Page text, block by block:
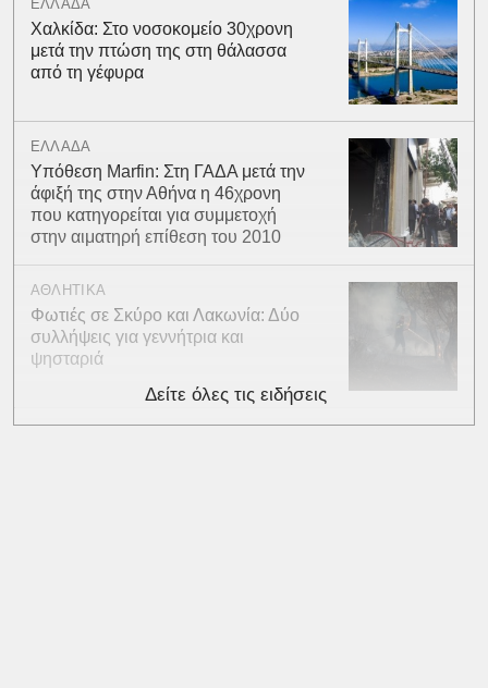
ΕΛΛΑΔΑ
Χαλκίδα: Στο νοσοκομείο 30χρονη
μετά την πτώση της στη θάλασσα
από τη γέφυρα
ΕΛΛΑΔΑ
Υπόθεση Marfin: Στη ΓΑΔΑ μετά την
άφιξή της στην Αθήνα η 46χρονη
που κατηγορείται για συμμετοχή
στην αιματηρή επίθεση του 2010
ΑΘΛΗΤΙΚΑ
Φωτιές σε Σκύρο και Λακωνία: Δύο
συλλήψεις για γεννήτρια και
ψησταριά
Δείτε όλες τις ειδήσεις